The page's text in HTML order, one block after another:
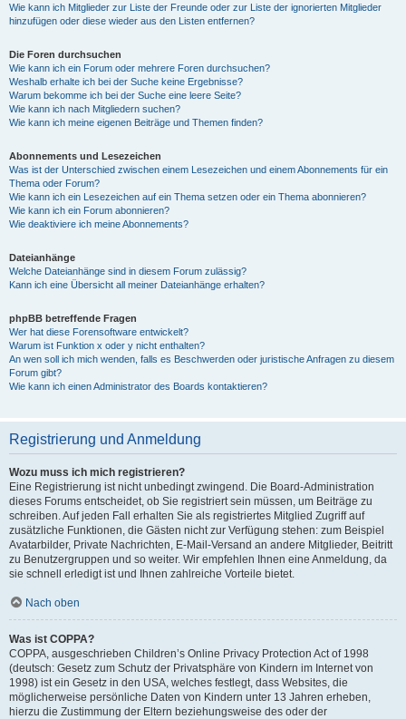
Wie kann ich Mitglieder zur Liste der Freunde oder zur Liste der ignorierten Mitglieder
hinzufügen oder diese wieder aus den Listen entfernen?
Die Foren durchsuchen
Wie kann ich ein Forum oder mehrere Foren durchsuchen?
Weshalb erhalte ich bei der Suche keine Ergebnisse?
Warum bekomme ich bei der Suche eine leere Seite?
Wie kann ich nach Mitgliedern suchen?
Wie kann ich meine eigenen Beiträge und Themen finden?
Abonnements und Lesezeichen
Was ist der Unterschied zwischen einem Lesezeichen und einem Abonnements für ein
Thema oder Forum?
Wie kann ich ein Lesezeichen auf ein Thema setzen oder ein Thema abonnieren?
Wie kann ich ein Forum abonnieren?
Wie deaktiviere ich meine Abonnements?
Dateianhänge
Welche Dateianhänge sind in diesem Forum zulässig?
Kann ich eine Übersicht all meiner Dateianhänge erhalten?
phpBB betreffende Fragen
Wer hat diese Forensoftware entwickelt?
Warum ist Funktion x oder y nicht enthalten?
An wen soll ich mich wenden, falls es Beschwerden oder juristische Anfragen zu diesem
Forum gibt?
Wie kann ich einen Administrator des Boards kontaktieren?
Registrierung und Anmeldung
Wozu muss ich mich registrieren?
Eine Registrierung ist nicht unbedingt zwingend. Die Board-Administration
dieses Forums entscheidet, ob Sie registriert sein müssen, um Beiträge zu
schreiben. Auf jeden Fall erhalten Sie als registriertes Mitglied Zugriff auf
zusätzliche Funktionen, die Gästen nicht zur Verfügung stehen: zum Beispiel
Avatarbilder, Private Nachrichten, E-Mail-Versand an andere Mitglieder, Beitritt
zu Benutzergruppen und so weiter. Wir empfehlen Ihnen eine Anmeldung, da
sie schnell erledigt ist und Ihnen zahlreiche Vorteile bietet.
Nach oben
Was ist COPPA?
COPPA, ausgeschrieben Children’s Online Privacy Protection Act of 1998
(deutsch: Gesetz zum Schutz der Privatsphäre von Kindern im Internet von
1998) ist ein Gesetz in den USA, welches festlegt, dass Websites, die
möglicherweise persönliche Daten von Kindern unter 13 Jahren erheben,
hierzu die Zustimmung der Eltern beziehungsweise des oder der